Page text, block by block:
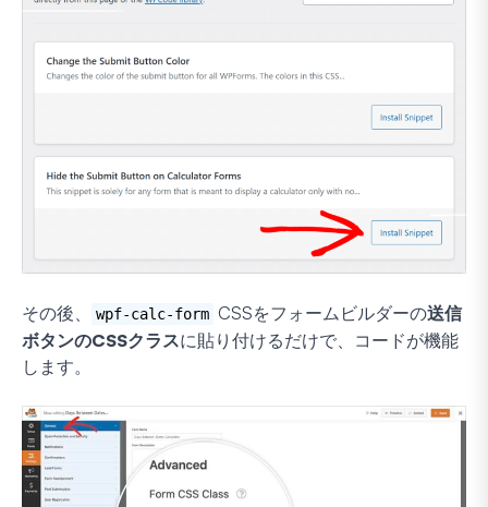
その後、 wpf-calc-form CSSをフォームビルダーの送信
ボタンのCSSクラスに貼り付けるだけで、コードが機能
します。